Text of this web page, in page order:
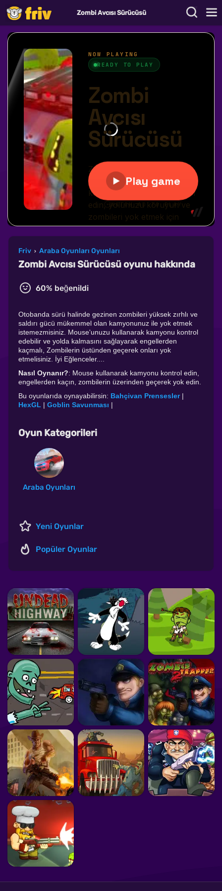
Zombi Avcısı Sürücüsü
Friv › Araba Oyunları Oyunları
Zombi Avcısı Sürücüsü oyunu hakkında
60% beğenildi
Otobanda sürü halinde gezinen zombileri yüksek zırhlı ve
saldırı gücü mükemmel olan kamyonunuz ile yok etmek
istemezmisiniz. Mouse'unuzu kullanarak kamyonu kontrol
edebilir ve yolda kalmasını sağlayarak engellerden
kaçmalı, Zombilerin üstünden geçerek onları yok
etmelisiniz. İyi Eğlenceler....
Nasıl Oynanır?: Mouse kullanarak kamyonu kontrol edin,
engellerden kaçın, zombilerin üzerinden geçerek yok edin.
Bu oyunlarıda oynayabilirsin: Bahçivan Prensesler|
HexGL | Goblin Savunması |
Oyun Kategorileri
Araba Oyunları
Yeni Oyunlar
Popüler Oyunlar